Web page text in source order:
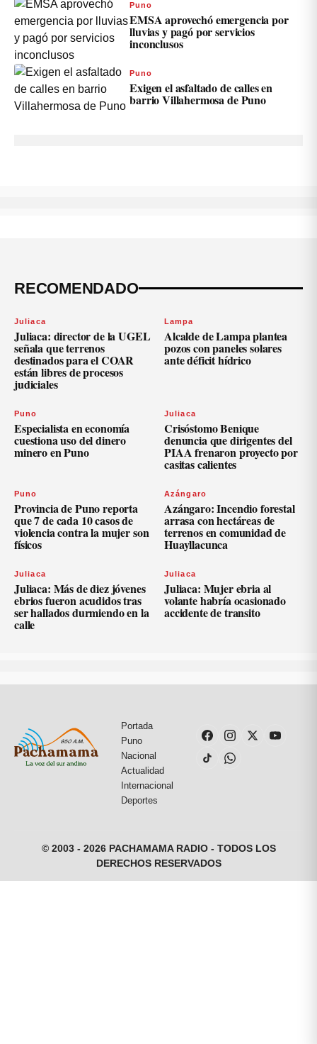
Puno
EMSA aprovechó emergencia por
lluvias y pagó por servicios
inconclusos
Puno
Exigen el asfaltado de calles en
barrio Villahermosa de Puno
RECOMENDADO
Juliaca
Juliaca: director de la UGEL
señala que terrenos
destinados para el COAR
están libres de procesos
judiciales
Lampa
Alcalde de Lampa plantea
pozos con paneles solares
ante déficit hídrico
Puno
Especialista en economía
cuestiona uso del dinero
minero en Puno
Juliaca
Crisóstomo Benique
denuncia que dirigentes del
PIAA frenaron proyecto por
casitas calientes
Puno
Provincia de Puno reporta
que 7 de cada 10 casos de
violencia contra la mujer son
físicos
Azángaro
Azángaro: Incendio forestal
arrasa con hectáreas de
terrenos en comunidad de
Huayllacunca
Juliaca
Juliaca: Más de diez jóvenes
ebrios fueron acudidos tras
ser hallados durmiendo en la
calle
Juliaca
Juliaca: Mujer ebria al
volante habría ocasionado
accidente de transito
Portada
Puno
Nacional
Actualidad
Internacional
Deportes
© 2003 - 2026 PACHAMAMA RADIO - TODOS LOS
DERECHOS RESERVADOS